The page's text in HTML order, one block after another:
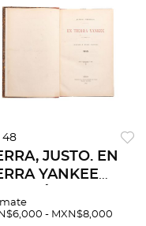
48
JUSTO. EN
YANKEE
1895.
- MXN$8,000